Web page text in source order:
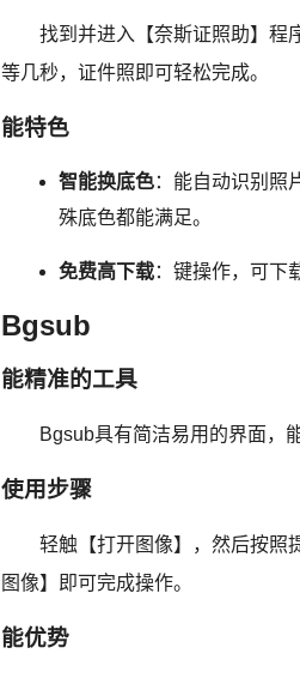
找到并进入【奈斯证照助】程
等几秒，证件照即可轻松完成。
能特色
智能换底色：能自动识别照
殊底色都能满足。
免费高下载：键操作，可下
Bgsub
能精准的工具
Bgsub具有简洁易用的界面，
使用步骤
轻触【打开图像】，然后按照
图像】即可完成操作。
能优势